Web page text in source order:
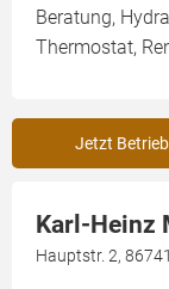
Beratung,
Thermostat,
Jetzt
Karl-Heinz
Hauptstr. 2,